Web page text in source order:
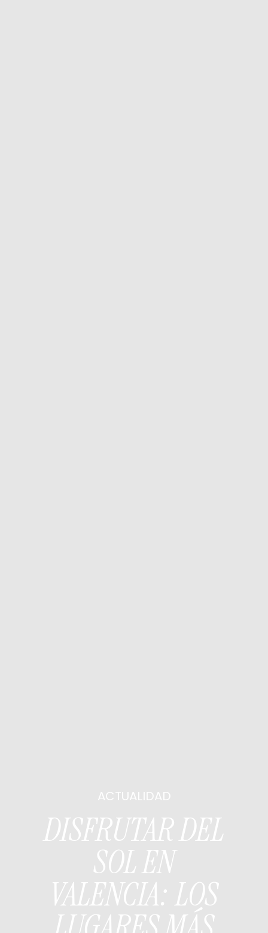
ACTUALIDAD
DISFRUTAR DEL
SOL EN
VALENCIA: LOS